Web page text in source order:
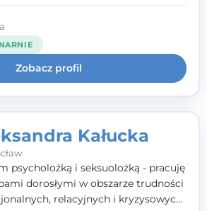
empatią i głębokim
dla indywidualnej historii
człowieka. Jestem w trakcie
szkoły psychoterapii
behawioralnej
przez PTTPB.
Zobacz profil
Kałucka
psycholożką i seksuolożką - pracuję
dorosłymi w obszarze trudności
relacyjnych i kryzysowych,